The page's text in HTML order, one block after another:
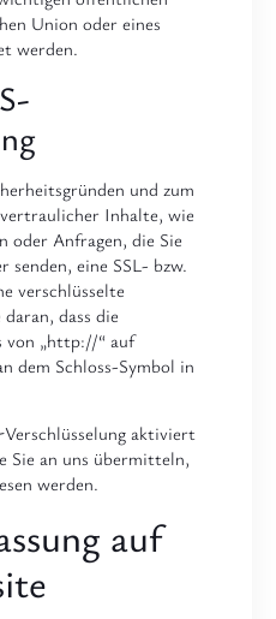
Union oder eines
werden.
und zum
Inhalte, wie
oder Anfragen, die Sie
senden, eine SSL- bzw.
verschlüsselte
dass die
von „http://“ auf
dem Schloss-Symbol in
aktiviert
Sie an uns übermitteln,
werden.
auf